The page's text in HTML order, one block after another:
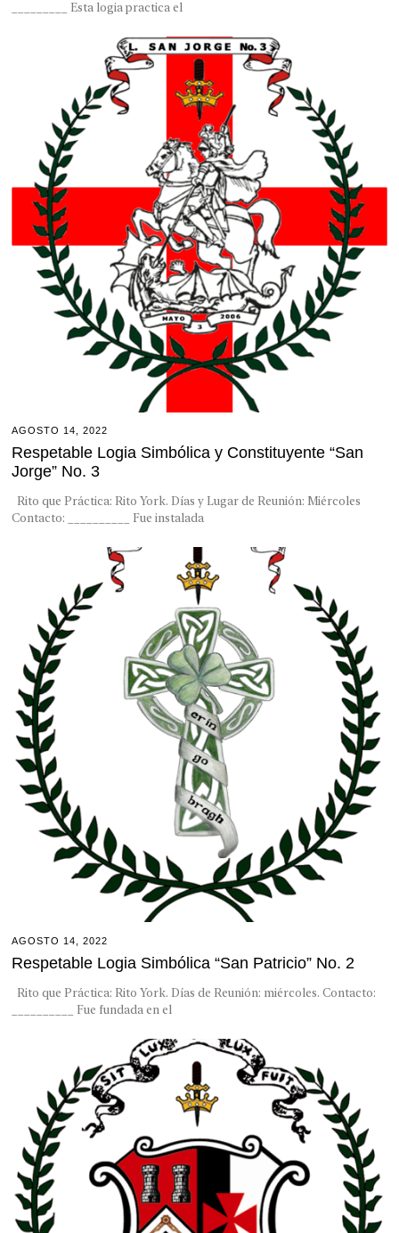
_________ Esta logia practica el
AGOSTO 14, 2022
Respetable Logia Simbólica y Constituyente “San
Jorge” No. 3
Rito que Práctica: Rito York. Días y Lugar de Reunión: Miércoles
Contacto: __________ Fue instalada
AGOSTO 14, 2022
Respetable Logia Simbólica “San Patricio” No. 2
Rito que Práctica: Rito York. Días de Reunión: miércoles. Contacto:
__________ Fue fundada en el